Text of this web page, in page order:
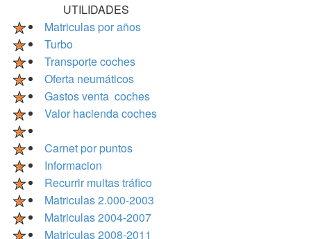
UTILIDADES
Matriculas por años
Turbo
Transporte coches
Oferta neumáticos
Gastos venta coches
Valor hacienda coches
Carnet por puntos
Informacion
Recurrir multas tráfico
Matriculas 2.000-2003
Matriculas 2004-2007
Matriculas 2008-2011